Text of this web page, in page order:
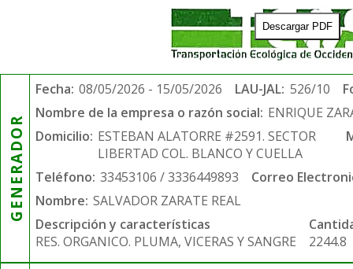
Descargar PDF
GENERADOR
Fecha: 08/05/2026 - 15/05/2026 LAU-JAL: 526/10
Nombre de la empresa o razón social: ENRIQUE
Domicilio: ESTEBAN ALATORRE #2591. SECTOR
LIBERTAD COL. BLANCO Y CUELLA
Teléfono: 33453106 / 3336449893
Correo
Nombre: SALVADOR ZARATE REAL
Descripción y características
RES. ORGANICO. PLUMA, VICERAS Y SANGRE
2244.8